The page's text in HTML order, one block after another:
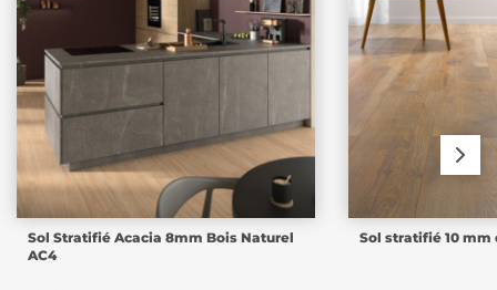
Sol Stratifié Acacia 8mm Bois Naturel
AC4
Sol stratifié 10 mm